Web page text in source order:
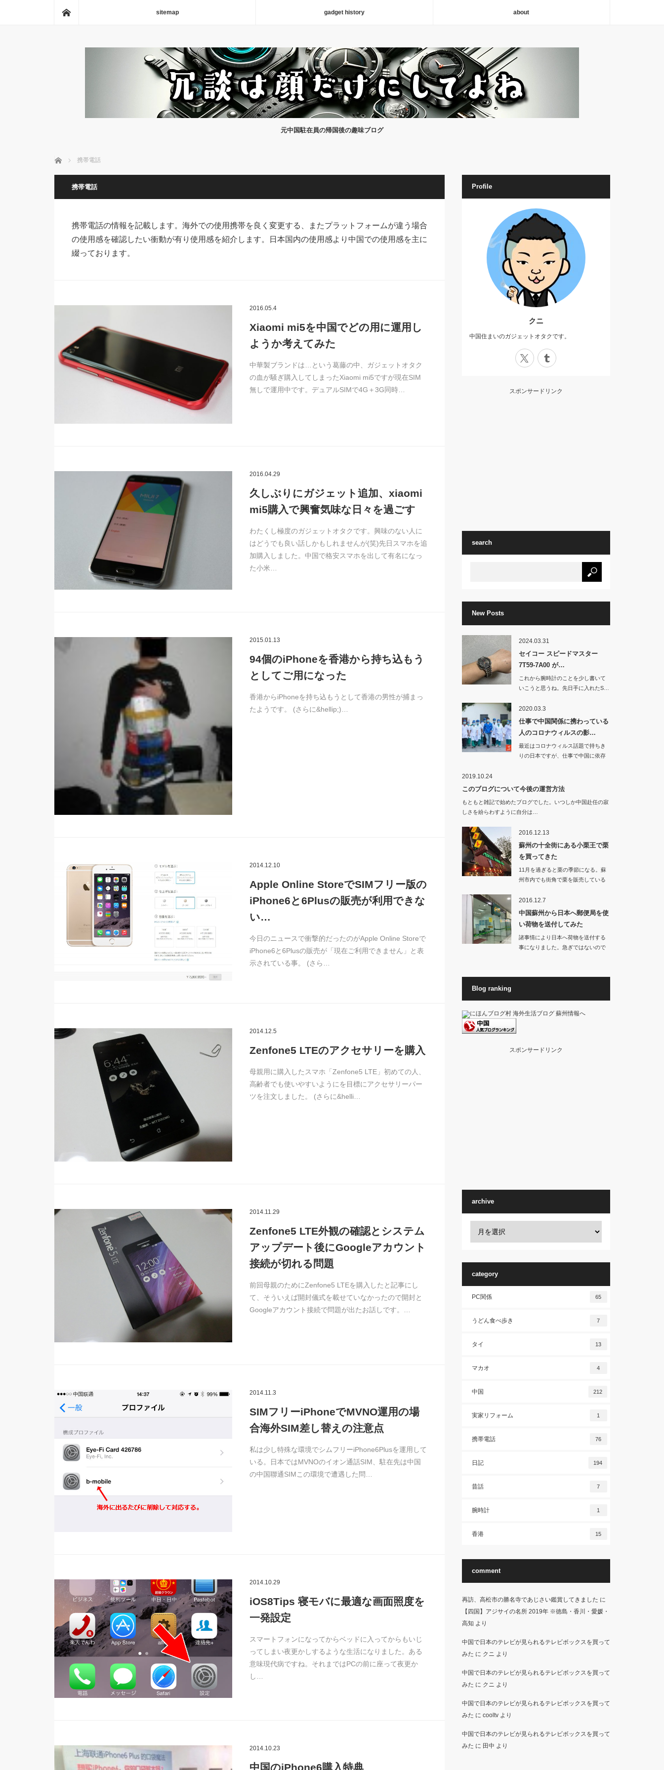
sitemap gadget history about
元中国駐在員の帰国後の趣味ブログ
ホーム 携帯電話
携帯電話
携帯電話の情報を記載します。海外での使用携帯を良く変更する、またプラットフォームが違う場合
の使用感を確認したい衝動が有り使用感を紹介します。日本国内の使用感より中国での使用感を主に
綴っております。
2016.05.4
Xiaomi mi5を中国でどの用に運用し
ようか考えてみた
中華製ブランドは…という葛藤の中、ガジェットオタク
の血が騒ぎ購入してしまったXiaomi mi5ですが現在SIM
無しで運用中です。デュアルSIMで4G＋3G同時…
2016.04.29
久しぶりにガジェット追加、xiaomi
mi5購入で興奮気味な日々を過ごす
わたくし極度のガジェットオタクです。興味のない人に
はどうでも良い話しかもしれませんが(笑)先日スマホを追
加購入しました。中国で格安スマホを出して有名になっ
た小米…
2015.01.13
94個のiPhoneを香港から持ち込もう
としてご用になった
香港からiPhoneを持ち込もうとして香港の男性が捕まっ
たようです。 (さらに&hellip;)…
2014.12.10
Apple Online StoreでSIMフリー版の
iPhone6と6Plusの販売が利用できな
い…
今日のニュースで衝撃的だったのがApple Online Storeで
iPhone6と6Plusの販売が「現在ご利用できません」と表
示されている事。 (さら…
2014.12.5
Zenfone5 LTEのアクセサリーを購入
母親用に購入したスマホ「Zenfone5 LTE」初めての人、
高齢者でも使いやすいようにを目標にアクセサリーパー
ツを注文しました。 (さらに&helli…
2014.11.29
Zenfone5 LTE外観の確認とシステム
アップデート後にGoogleアカウント
接続が切れる問題
前回母親のためにZenfone5 LTEを購入したと記事にし
て、そういえば開封儀式を載せていなかったので開封と
Googleアカウント接続で問題が出たお話しです。…
2014.11.3
SIMフリーiPhoneでMVNO運用の場
合海外SIM差し替えの注意点
私は少し特殊な環境でシムフリーiPhone6Plusを運用して
いる。日本ではMVNOのイオン通話SIM、駐在先は中国
の中国聯通SIMこの環境で遭遇した問…
2014.10.29
iOS8Tips 寝モバに最適な画面照度を
一発設定
スマートフォンになってからベッドに入ってからもいじ
ってしまい夜更かしするような生活になりました。ある
意味現代病ですね。それまではPCの前に座って夜更か
し…
2014.10.23
中国のiPhone6購入特典
Profile
クニ
中国住まいのガジェットオタクです。
スポンサードリンク
search
New Posts
2024.03.31
セイコー スピードマスター
7T59-7A00 が…
これから腕時計のことを少し書いて
いこうと思うね。先日手に入れたS…
2020.03.3
仕事で中国関係に携わっている
人のコロナウィルスの影…
最近はコロナウィルス話題で持ちき
りの日本ですが、仕事で中国に依存
2019.10.24
このブログについて今後の運営方法
もともと雑記で始めたブログでした。いつしか中国赴任の寂
しさを紛らわすように自分は…
2016.12.13
蘇州の十全街にある小栗王で栗
を買ってきた
11月を過ぎると栗の季節になる。蘇
州市内でも街角で栗を販売している
2016.12.7
中国蘇州から日本へ郵便局を使
い荷物を送付してみた
諸事情により日本へ荷物を送付する
事になりました。急ぎではないので
Blog ranking
スポンサードリンク
archive
category
PC関係 65
うどん食べ歩き 7
タイ 13
マカオ 4
中国 212
実家リフォーム 1
携帯電話 76
日記 194
昔話 7
腕時計 1
香港 15
comment
再訪、高松市の勝名寺であじさい鑑賞してきました に
【四国】アジサイの名所 2019年 ※徳島・香川・愛媛・
高知 より
中国で日本のテレビが見られるテレビボックスを買って
みた に クニ より
中国で日本のテレビが見られるテレビボックスを買って
みた に クニ より
中国で日本のテレビが見られるテレビボックスを買って
みた に cooltvより
中国で日本のテレビが見られるテレビボックスを買って
みた に 田中 より